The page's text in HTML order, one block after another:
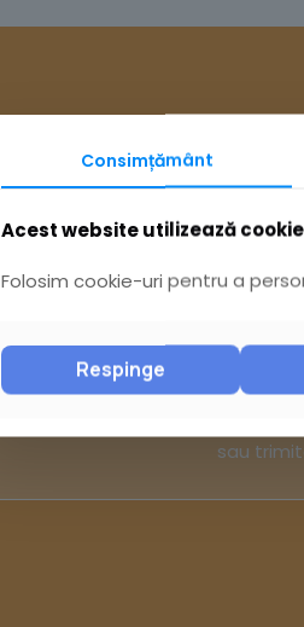
Ai
sau
Consimțământ
Acest website utilizează
Folosim cookie-uri pentru a
Respinge